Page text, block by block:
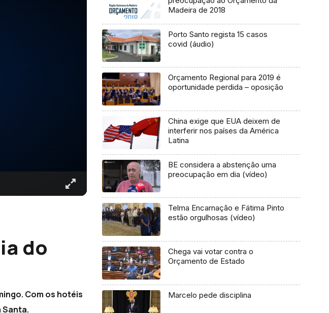
do
Com os hotéis
Santa.
Madeira de 2018
Porto Santo regista 15 casos
covid (áudio)
Orçamento Regional para 2019 é
oportunidade perdida – oposição
China exige que EUA deixem de
interferir nos países da América
Latina
BE considera a abstenção uma
preocupação em dia (vídeo)
Telma Encarnação e Fátima Pinto
estão orgulhosas (vídeo)
Chega vai votar contra o
Orçamento de Estado
Marcelo pede disciplina